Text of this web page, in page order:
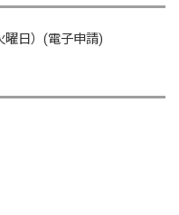
曜日）(電子申請)